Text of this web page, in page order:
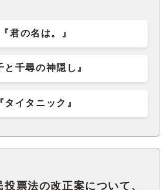
『君の名は。』
と千尋の神隠し』
『タイタニック』
票法の改正案について、